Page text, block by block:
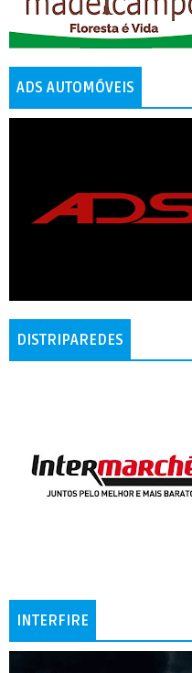
ADS AUTOMÓVEIS
DISTRIPAREDES
INTERFIRE